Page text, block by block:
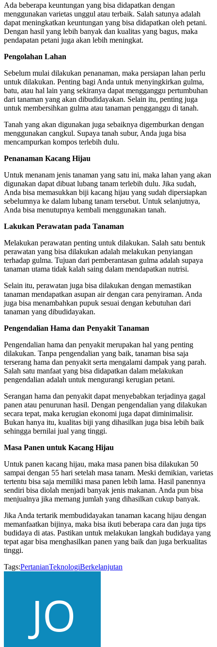
Ada beberapa keuntungan yang bisa didapatkan dengan
menggunakan varietas unggul atau terbaik. Salah satunya adalah
dapat meningkatkan keuntungan yang bisa didapatkan oleh petani.
Dengan hasil yang lebih banyak dan kualitas yang bagus, maka
pendapatan petani juga akan lebih meningkat.
Pengolahan Lahan
Sebelum mulai dilakukan penanaman, maka persiapan lahan perlu
untuk dilakukan. Penting bagi Anda untuk menyingkirkan gulma,
batu, atau hal lain yang sekiranya dapat mengganggu pertumbuhan
dari tanaman yang akan dibudidayakan. Selain itu, penting juga
untuk membersihkan gulma atau tanaman pengganggu di tanah.
Tanah yang akan digunakan juga sebaiknya digemburkan dengan
menggunakan cangkul. Supaya tanah subur, Anda juga bisa
mencampurkan kompos terlebih dulu.
Penanaman Kacang Hijau
Untuk menanam jenis tanaman yang satu ini, maka lahan yang akan
digunakan dapat dibuat lubang tanam terlebih dulu. Jika sudah,
Anda bisa memasukkan biji kacang hijau yang sudah dipersiapkan
sebelumnya ke dalam lubang tanam tersebut. Untuk selanjutnya,
Anda bisa menutupnya kembali menggunakan tanah.
Lakukan Perawatan pada Tanaman
Melakukan perawatan penting untuk dilakukan. Salah satu bentuk
perawatan yang bisa dilakukan adalah melakukan penyiangan
terhadap gulma. Tujuan dari pemberantasan gulma adalah supaya
tanaman utama tidak kalah saing dalam mendapatkan nutrisi.
Selain itu, perawatan juga bisa dilakukan dengan memastikan
tanaman mendapatkan asupan air dengan cara penyiraman. Anda
juga bisa menambahkan pupuk sesuai dengan kebutuhan dari
tanaman yang dibudidayakan.
Pengendalian Hama dan Penyakit Tanaman
Pengendalian hama dan penyakit merupakan hal yang penting
dilakukan. Tanpa pengendalian yang baik, tanaman bisa saja
terserang hama dan penyakit serta mengalami dampak yang parah.
Salah satu manfaat yang bisa didapatkan dalam melakukan
pengendalian adalah untuk mengurangi kerugian petani.
Serangan hama dan penyakit dapat menyebabkan terjadinya gagal
panen atau penurunan hasil. Dengan pengendalian yang dilakukan
secara tepat, maka kerugian ekonomi juga dapat diminimalisir.
Bukan hanya itu, kualitas biji yang dihasilkan juga bisa lebih baik
sehingga bernilai jual yang tinggi.
Masa Panen untuk Kacang Hijau
Untuk panen kacang hijau, maka masa panen bisa dilakukan 50
sampai dengan 55 hari setelah masa tanam. Meski demikian, varietas
tertentu bisa saja memiliki masa panen lebih lama. Hasil panennya
sendiri bisa diolah menjadi banyak jenis makanan. Anda pun bisa
menjualnya jika memang jumlah yang dihasilkan cukup banyak.
Jika Anda tertarik membudidayakan tanaman kacang hijau dengan
memanfaatkan bijinya, maka bisa ikuti beberapa cara dan juga tips
budidaya di atas. Pastikan untuk melakukan langkah budidaya yang
tepat agar bisa menghasilkan panen yang baik dan juga berkualitas
tinggi.
Tags:PertanianTeknologiBerkelanjutan